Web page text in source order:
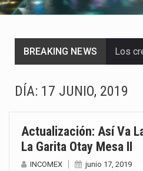
BREAKING NEWS
DÍA: 17 JUNIO, 2019
Actualización: Así Va
La Garita Otay Mesa II
INCOMEX junio 17, 2019